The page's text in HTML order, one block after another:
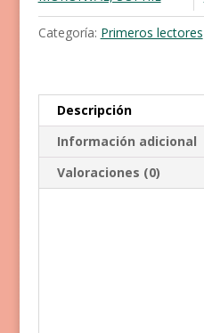
Categoría: Primeros lectores
Descripción
Información adicional
Valoraciones (0)